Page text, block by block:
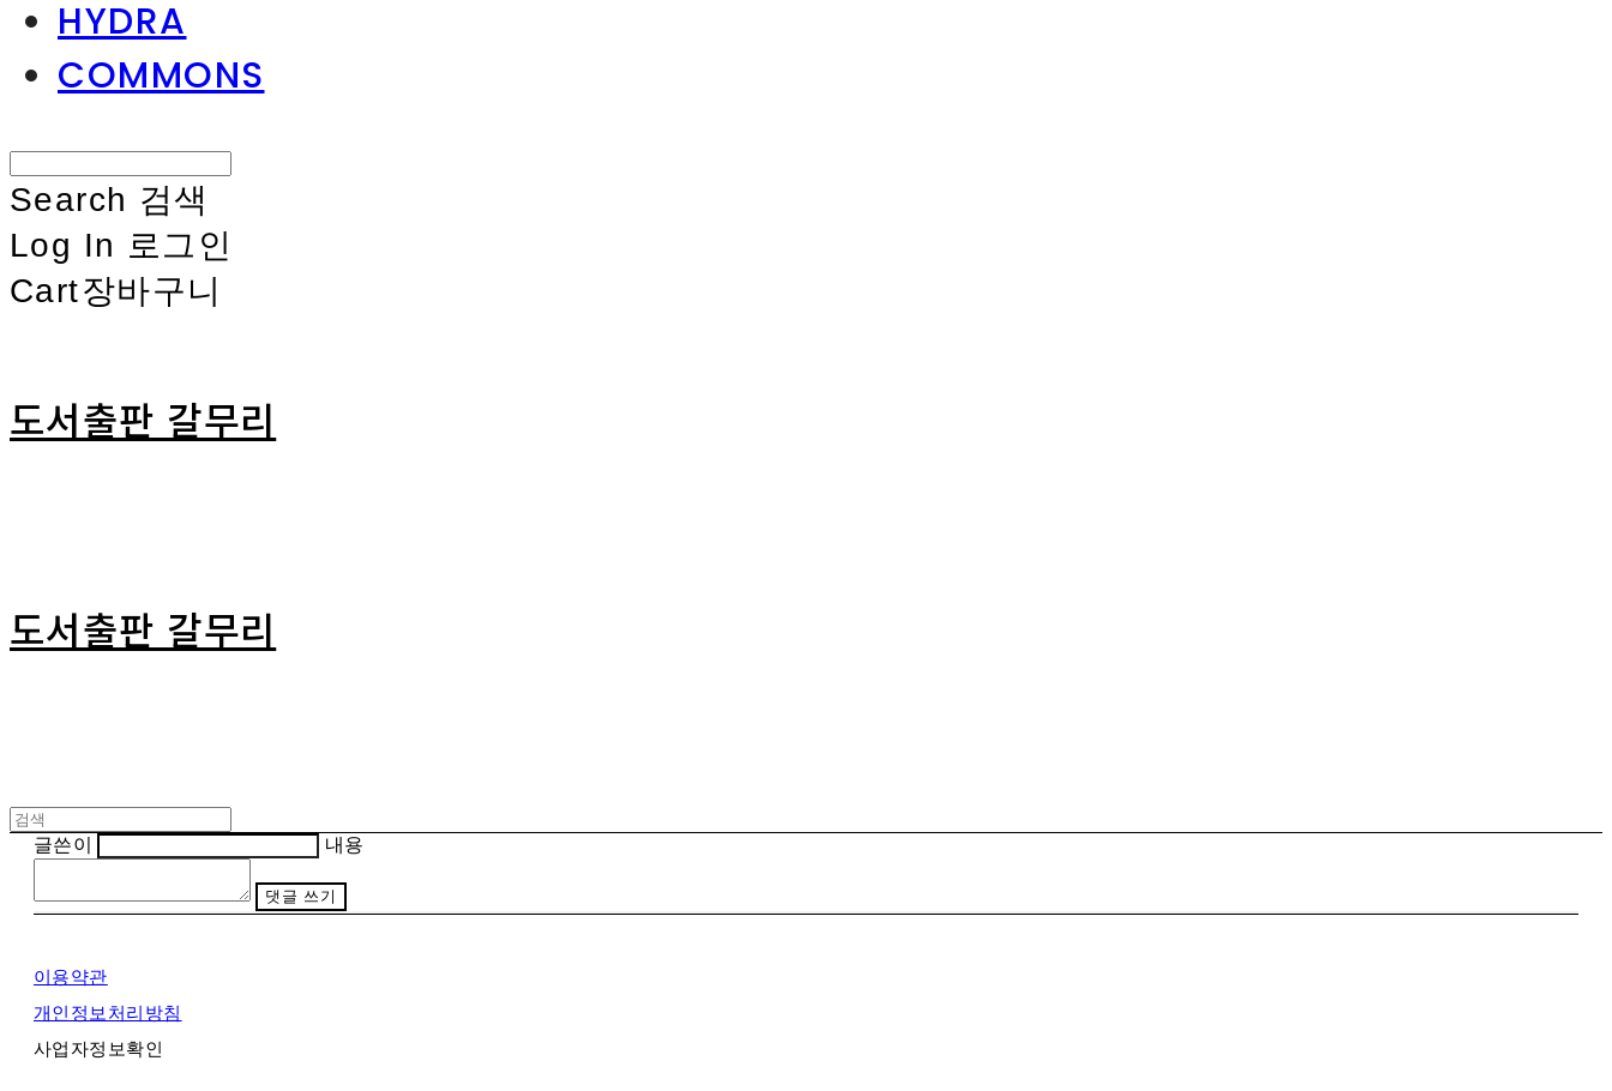
HYDRA
COMMONS
Search 검색
Log In 로그인
Cart장바구니
도서출판 갈무리
도서출판 갈무리
글쓴이 내용
댓글 쓰기
이용약관
개인정보처리방침
사업자정보확인